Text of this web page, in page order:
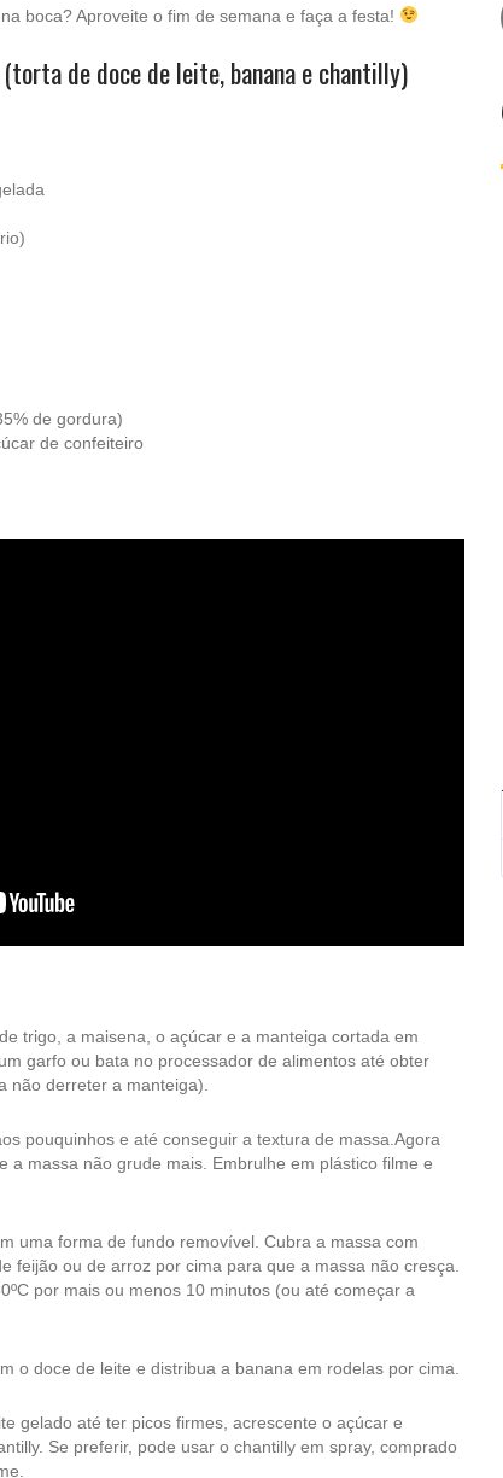
boca? Aproveite o fim de semana e faça a festa!
de doce de leite, banana e chantilly)
de gordura)
de confeiteiro
trigo, a maisena, o açúcar e a manteiga cortada em
garfo ou bata no processador de alimentos até obter
não derreter a manteiga).
pouquinhos e até conseguir a textura de massa.Agora
a massa não grude mais. Embrulhe em plástico filme e
uma forma de fundo removível. Cubra a massa com
feijão ou de arroz por cima para que a massa não cresça.
por mais ou menos 10 minutos (ou até começar a
o doce de leite e distribua a banana em rodelas por cima.
gelado até ter picos firmes, acrescente o açúcar e
Se preferir, pode usar o chantilly em spray, comprado